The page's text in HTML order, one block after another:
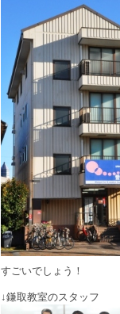
すごいでしょう！
↓鎌取教室のスタッフ